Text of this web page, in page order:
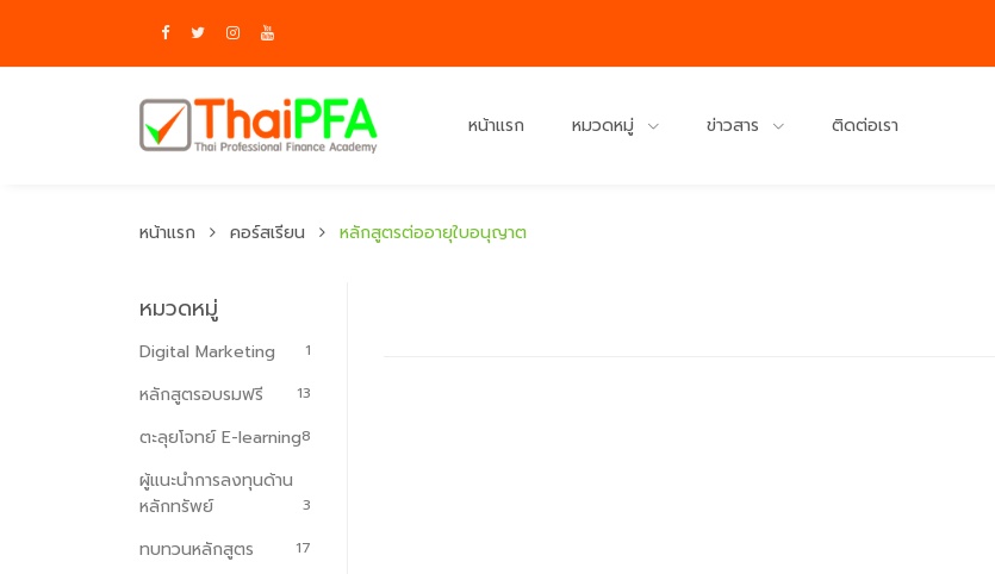
หน้าแรก หมวดหมู่ ข่าวสาร ติดต่อเรา
หน้าแรก คอร์สเรียน หลักสูตรต่ออายุใบอนุญาต
หมวดหมู่
Digital Marketing 1
หลักสูตรอบรมฟรี 13
ตะลุยโจทย์ E-learning8
ผู้แนะนำการลงทุนด้าน
หลักทรัพย์
3
ทบทวนหลักสูตร 17